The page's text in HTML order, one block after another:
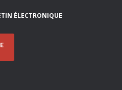
ÉLECTRONIQUE